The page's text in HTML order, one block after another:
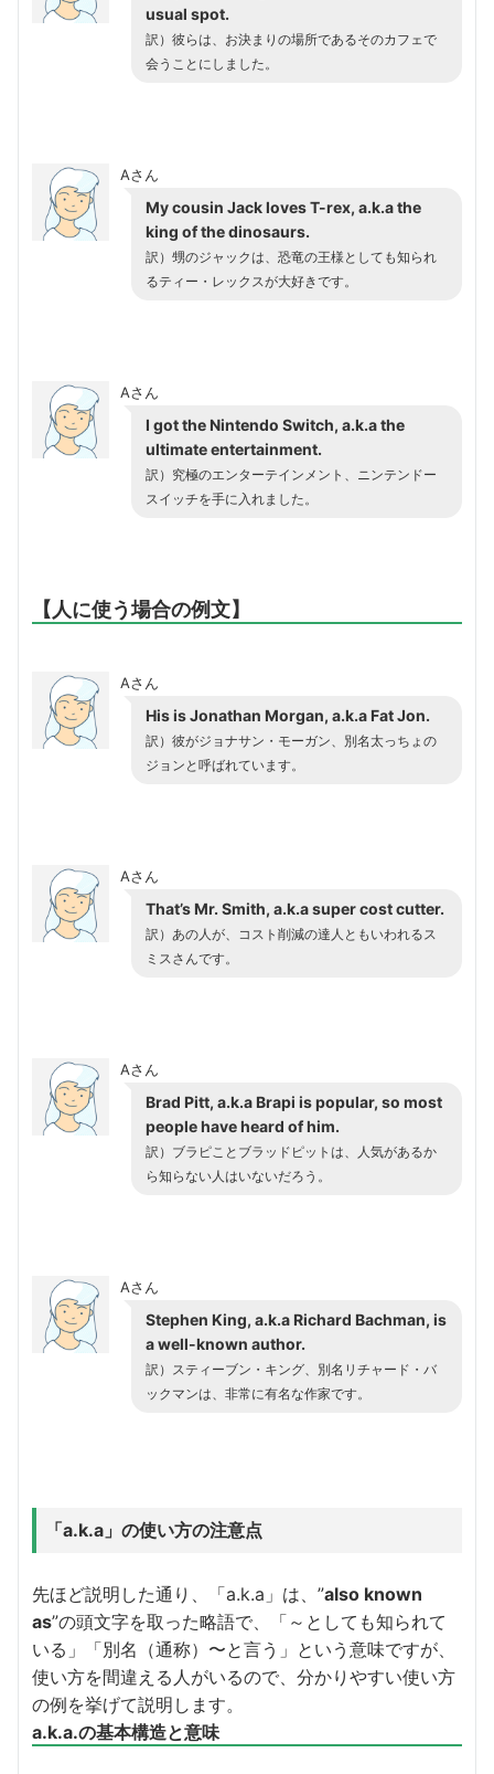
usual spot.
訳）彼らは、お決まりの場所であるそのカフェで
会うことにしました。
Aさん
My cousin Jack loves T-rex, a.k.a the
king of the dinosaurs.
訳）甥のジャックは、恐竜の王様としても知られ
るティー・レックスが大好きです。
Aさん
I got the Nintendo Switch, a.k.a the
ultimate entertainment.
訳）究極のエンターテインメント、ニンテンドー
スイッチを手に入れました。
【人に使う場合の例文】
Aさん
His is Jonathan Morgan, a.k.a Fat Jon.
訳）彼がジョナサン・モーガン、別名太っちょの
ジョンと呼ばれています。
Aさん
That’s Mr. Smith, a.k.a super cost cutter.
訳）あの人が、コスト削減の達人ともいわれるス
ミスさんです。
Aさん
Brad Pitt, a.k.a Brapi is popular, so most
people have heard of him.
訳）ブラピことブラッドピットは、人気があるか
ら知らない人はいないだろう。
Aさん
Stephen King, a.k.a Richard Bachman, is
a well-known author.
訳）スティーブン・キング、別名リチャード・バ
ックマンは、非常に有名な作家です。
「a.k.a」の使い方の注意点
先ほど説明した通り、「a.k.a」は、”also known
as”の頭文字を取った略語で、「～としても知られて
いる」「別名（通称）〜と言う」という意味ですが、
使い方を間違える人がいるので、分かりやすい使い方
の例を挙げて説明します。
a.k.a.の基本構造と意味